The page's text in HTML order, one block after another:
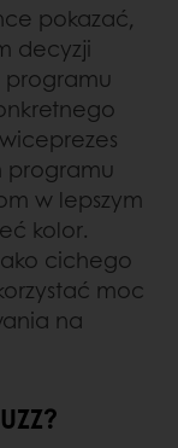
pokazać,
decyzji
programu
programu
w lepszym
kolor.
cichego
moc
na